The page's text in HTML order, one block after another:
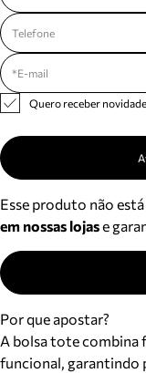
Quero receber
Esse produto não
em nossas lojase
Por que apostar?
A bolsa tote
funcional, garantindo